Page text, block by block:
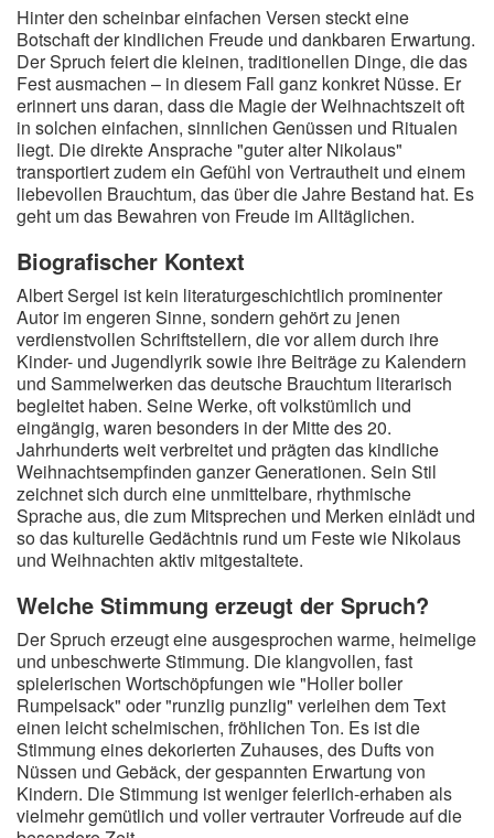
Hinter den scheinbar einfachen Versen steckt eine
Botschaft der kindlichen Freude und dankbaren Erwartung.
Der Spruch feiert die kleinen, traditionellen Dinge, die das
Fest ausmachen – in diesem Fall ganz konkret Nüsse. Er
erinnert uns daran, dass die Magie der Weihnachtszeit oft
in solchen einfachen, sinnlichen Genüssen und Ritualen
liegt. Die direkte Ansprache "guter alter Nikolaus"
transportiert zudem ein Gefühl von Vertrautheit und einem
liebevollen Brauchtum, das über die Jahre Bestand hat. Es
geht um das Bewahren von Freude im Alltäglichen.
Biografischer Kontext
Albert Sergel ist kein literaturgeschichtlich prominenter
Autor im engeren Sinne, sondern gehört zu jenen
verdienstvollen Schriftstellern, die vor allem durch ihre
Kinder- und Jugendlyrik sowie ihre Beiträge zu Kalendern
und Sammelwerken das deutsche Brauchtum literarisch
begleitet haben. Seine Werke, oft volkstümlich und
eingängig, waren besonders in der Mitte des 20.
Jahrhunderts weit verbreitet und prägten das kindliche
Weihnachtsempfinden ganzer Generationen. Sein Stil
zeichnet sich durch eine unmittelbare, rhythmische
Sprache aus, die zum Mitsprechen und Merken einlädt und
so das kulturelle Gedächtnis rund um Feste wie Nikolaus
und Weihnachten aktiv mitgestaltete.
Welche Stimmung erzeugt der Spruch?
Der Spruch erzeugt eine ausgesprochen warme, heimelige
und unbeschwerte Stimmung. Die klangvollen, fast
spielerischen Wortschöpfungen wie "Holler boller
Rumpelsack" oder "runzlig punzlig" verleihen dem Text
einen leicht schelmischen, fröhlichen Ton. Es ist die
Stimmung eines dekorierten Zuhauses, des Dufts von
Nüssen und Gebäck, der gespannten Erwartung von
Kindern. Die Stimmung ist weniger feierlich-erhaben als
vielmehr gemütlich und voller vertrauter Vorfreude auf die